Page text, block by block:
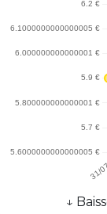
excellent rapport
rafraîchissante à
↓